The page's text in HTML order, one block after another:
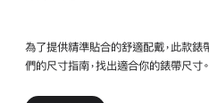
為了提供精準貼合的舒適配戴，此款錶
們的尺寸指南，找出適合你的錶帶尺寸。